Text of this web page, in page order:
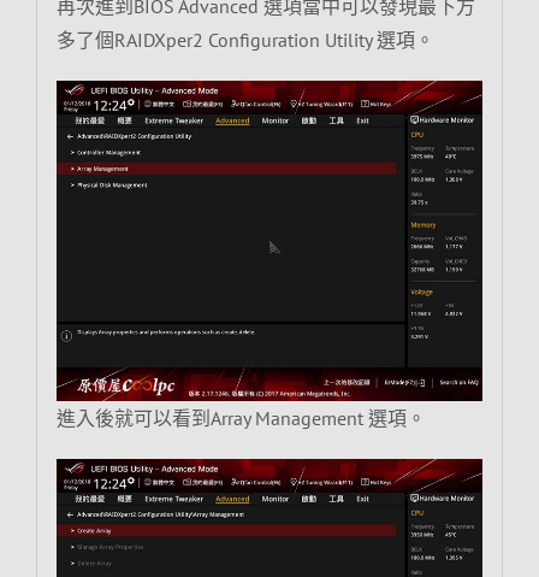
再次進到BIOS Advanced 選項當中可以發現最下方
多了個RAIDXper2 Configuration Utility 選項。
進入後就可以看到Array Management 選項。